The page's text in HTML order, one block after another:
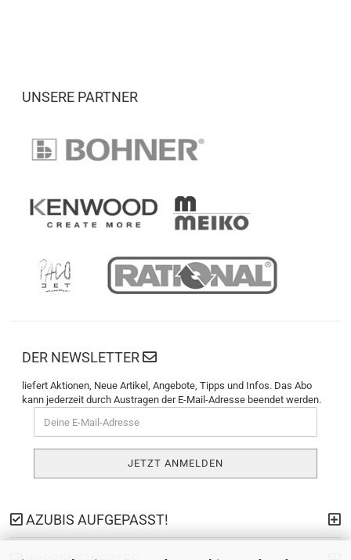
UNSERE PARTNER
DER NEWSLETTER
liefert Aktionen, Neue Artikel, Angebote, Tipps und Infos. Das Abo
kann jederzeit durch Austragen der E-Mail-Adresse beendet werden.
AZUBIS AUFGEPASST!